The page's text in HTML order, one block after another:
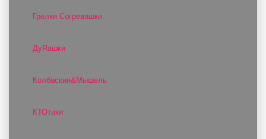
Грелки Согревашки
ДуRашки
Колбаскин&Мышель
КТОтики